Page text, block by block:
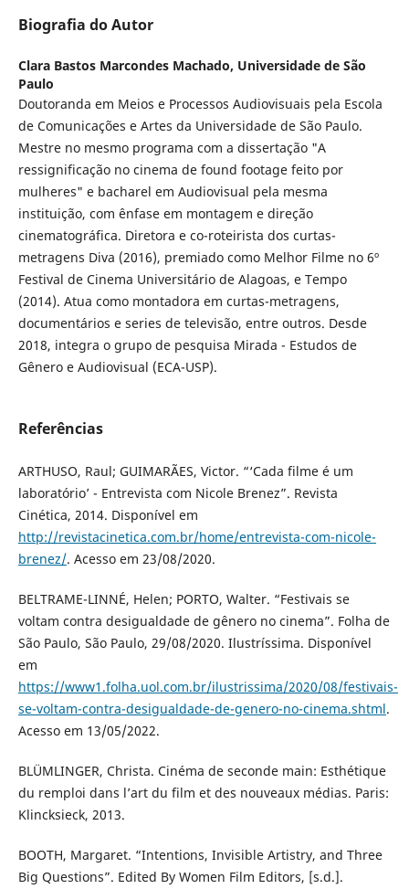
Biografia do Autor
Clara Bastos Marcondes Machado, Universidade de São
Paulo
Doutoranda em Meios e Processos Audiovisuais pela Escola
de Comunicações e Artes da Universidade de São Paulo.
Mestre no mesmo programa com a dissertação "A
ressignificação no cinema de found footage feito por
mulheres" e bacharel em Audiovisual pela mesma
instituição, com ênfase em montagem e direção
cinematográfica. Diretora e co-roteirista dos curtas-
metragens Diva (2016), premiado como Melhor Filme no 6º
Festival de Cinema Universitário de Alagoas, e Tempo
(2014). Atua como montadora em curtas-metragens,
documentários e series de televisão, entre outros. Desde
2018, integra o grupo de pesquisa Mirada - Estudos de
Gênero e Audiovisual (ECA-USP).
Referências
ARTHUSO, Raul; GUIMARÃES, Victor. “‘Cada filme é um
laboratório’ - Entrevista com Nicole Brenez”. Revista
Cinética, 2014. Disponível em
http://revistacinetica.com.br/home/entrevista-com-nicole-
brenez/. Acesso em 23/08/2020.
BELTRAME-LINNÉ, Helen; PORTO, Walter. “Festivais se
voltam contra desigualdade de gênero no cinema”. Folha de
São Paulo, São Paulo, 29/08/2020. Ilustríssima. Disponível
em
https://www1.folha.uol.com.br/ilustrissima/2020/08/festivais-
se-voltam-contra-desigualdade-de-genero-no-cinema.shtml.
Acesso em 13/05/2022.
BLÜMLINGER, Christa. Cinéma de seconde main: Esthétique
du remploi dans l’art du film et des nouveaux médias. Paris:
Klincksieck, 2013.
BOOTH, Margaret. “Intentions, Invisible Artistry, and Three
Big Questions”. Edited By Women Film Editors, [s.d.].